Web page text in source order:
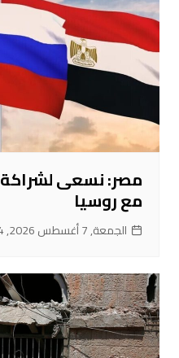
مصر: نسعى لشراكة
مع روسيا
الجمعة, 7 أغسطس 2026, 19:54